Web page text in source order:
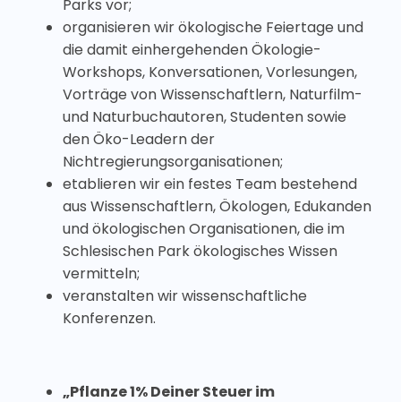
Parks vor;
organisieren wir ökologische Feiertage und
die damit einhergehenden Ökologie-
Workshops, Konversationen, Vorlesungen,
Vorträge von Wissenschaftlern, Naturfilm-
und Naturbuchautoren, Studenten sowie
den Öko-Leadern der
Nichtregierungsorganisationen;
etablieren wir ein festes Team bestehend
aus Wissenschaftlern, Ökologen, Edukanden
und ökologischen Organisationen, die im
Schlesischen Park ökologisches Wissen
vermitteln;
veranstalten wir wissenschaftliche
Konferenzen.
„Pflanze 1% Deiner Steuer im